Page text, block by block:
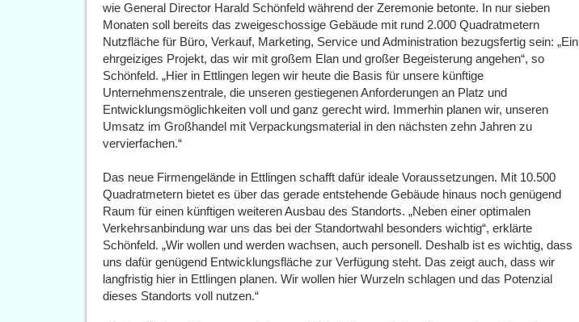
wie General Director Harald Schönfeld während der Zeremonie betonte. In nur sieben
Monaten soll bereits das zweigeschossige Gebäude mit rund 2.000 Quadratmetern
Nutzfläche für Büro, Verkauf, Marketing, Service und Administration bezugsfertig sein: „Ein
ehrgeiziges Projekt, das wir mit großem Elan und großer Begeisterung angehen“, so
Schönfeld. „Hier in Ettlingen legen wir heute die Basis für unsere künftige
Unternehmenszentrale, die unseren gestiegenen Anforderungen an Platz und
Entwicklungsmöglichkeiten voll und ganz gerecht wird. Immerhin planen wir, unseren
Umsatz im Großhandel mit Verpackungsmaterial in den nächsten zehn Jahren zu
vervierfachen.“
Das neue Firmengelände in Ettlingen schafft dafür ideale Voraussetzungen. Mit 10.500
Quadratmetern bietet es über das gerade entstehende Gebäude hinaus noch genügend
Raum für einen künftigen weiteren Ausbau des Standorts. „Neben einer optimalen
Verkehrsanbindung war uns das bei der Standortwahl besonders wichtig“, erklärte
Schönfeld. „Wir wollen und werden wachsen, auch personell. Deshalb ist es wichtig, dass
uns dafür genügend Entwicklungsfläche zur Verfügung steht. Das zeigt auch, dass wir
langfristig hier in Ettlingen planen. Wir wollen hier Wurzeln schlagen und das Potenzial
dieses Standorts voll nutzen.“